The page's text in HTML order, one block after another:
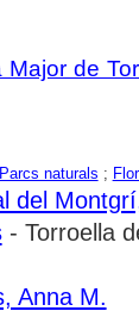
Major de
Parcs naturals ;
del
- Torroella
Anna M.